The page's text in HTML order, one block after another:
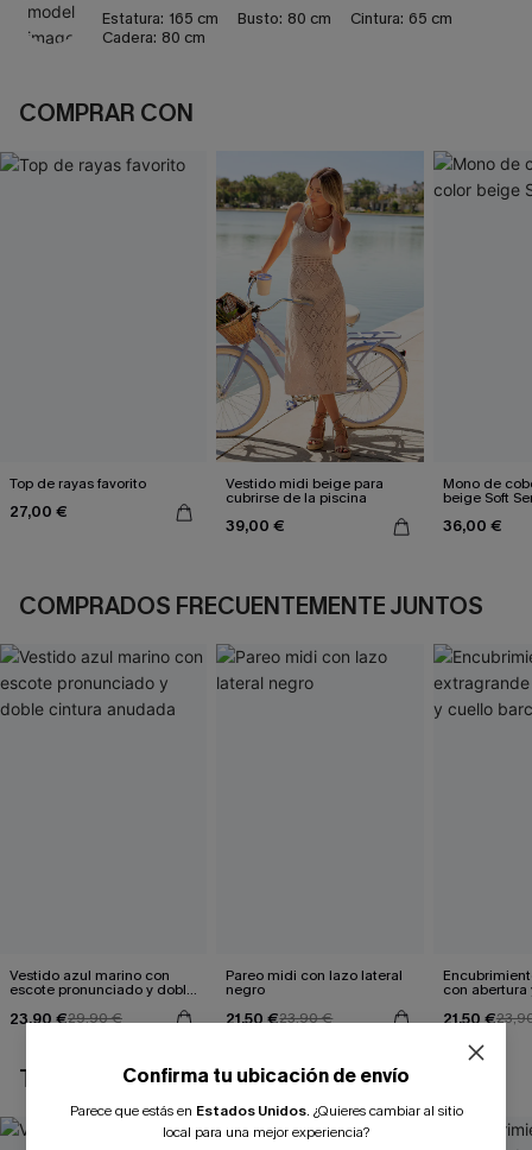
Estatura: 165 cm Busto: 80 cm Cintura: 65 cm
Cadera: 80 cm
COMPRAR CON
Top de rayas favorito
27,00 €
Vestido midi beige para
cubrirse de la piscina
39,00 €
Mono de
beige Soft
36,00 €
COMPRADOS FRECUENTEMENTE JUNTOS
Vestido azul marino con
escote pronunciado y doble
23,90 €29,90 €
Pareo midi con lazo lateral
negro
21,50 €23,90 €
con
21,50 €
TAMBIÉN TE PUEDE GUSTAR
Confirma tu ubicación de envío
Parece que estás en Estados Unidos. ¿Quieres cambiar al sitio
local para una mejor experiencia?